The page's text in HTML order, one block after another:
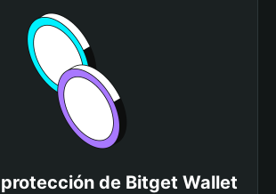
de Bitget Wallet